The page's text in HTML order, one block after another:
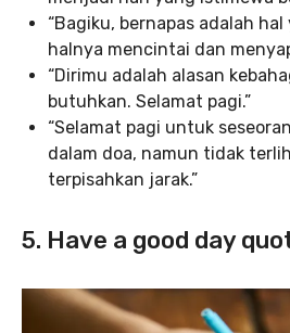
“Bagiku, bernapas adalah
halnya mencintai dan
“Dirimu adalah alasan
butuhkan. Selamat pagi.”
“Selamat pagi untuk
dalam doa, namun tidak
terpisahkan jarak.”
5. Have a good day